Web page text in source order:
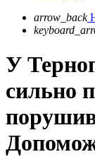
arrow_back
У
сильно